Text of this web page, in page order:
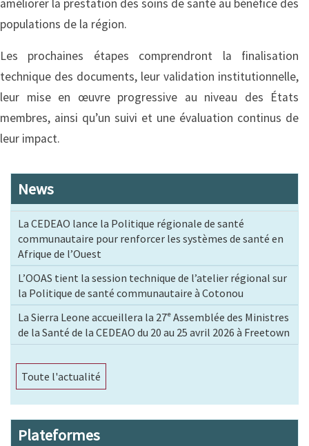
améliorer la prestation des soins de santé au bénéfice des
populations de la région.
Les prochaines étapes comprendront la finalisation
technique des documents, leur validation institutionnelle,
leur mise en œuvre progressive au niveau des États
membres, ainsi qu’un suivi et une évaluation continus de
leur impact.
News
La CEDEAO lance la Politique régionale de santé
communautaire pour renforcer les systèmes de santé en
Afrique de l’Ouest
L’OOAS tient la session technique de l’atelier régional sur
la Politique de santé communautaire à Cotonou
La Sierra Leone accueillera la 27ᵉ Assemblée des Ministres
de la Santé de la CEDEAO du 20 au 25 avril 2026 à Freetown
Toute l'actualité
Plateformes